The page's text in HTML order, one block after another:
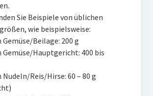
Sie Beispiele von üblichen
wie beispielsweise:
Beilage: 200 g
Gemüse/Hauptgericht: 400 bis
Reis/Hirse: 60 – 80 g